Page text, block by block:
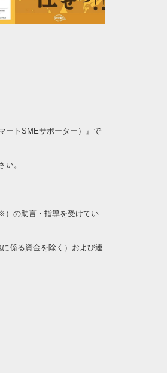
ートSMEサポーター）』で
い。
の助言・指導を受けてい
係る資金を除く）および運